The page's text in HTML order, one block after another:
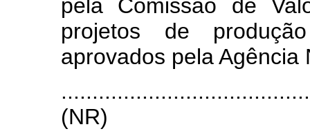
pela Comissão de
projetos de
aprovados pela
(NR)